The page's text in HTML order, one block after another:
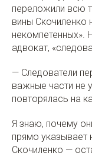
переложили всю
вины Скочиленко
некомпетенных».
адвокат,
— Следователи
важные части не
повторялась на
Я знаю, почему
прямо указывает
Скочиленко —